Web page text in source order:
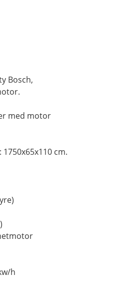
Bosch,
med motor
cm.
h